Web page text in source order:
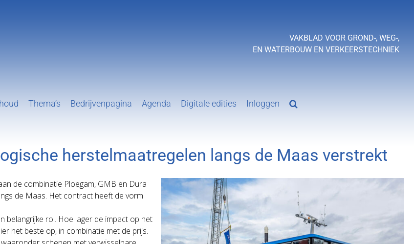
VAKBLAD VOOR GROND-, WEG-,
EN WATERBOUW EN VERKEERSTECHNIEK
Thema’s Bedrijvenpagina Agenda Digitale edities Inloggen
herstelmaatregelen langs de Maas verstrekt
de combinatie Ploegam, GMB en Dura
de Maas. Het contract heeft de vorm
belangrijke rol. Hoe lager de impact op het
het beste op, in combinatie met de prijs.